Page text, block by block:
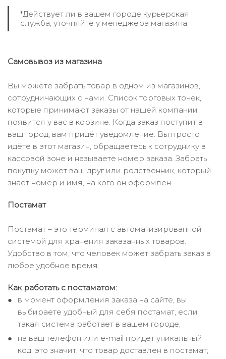
*Действует ли в вашем городе курьерская
служба, уточняйте у менеджера магазина.
Самовывоз из магазина
Вы можете забрать товар в одном из магазинов,
сотрудничающих с нами. Список торговых точек,
которые принимают заказы от нашей компании
появится у вас в корзине. Когда заказ поступит в
ваш город, вам придёт уведомление. Вы просто
идёте в этот магазин, обращаетесь к сотруднику в
кассовой зоне и называете номер заказа. Забрать
покупку может ваш друг или родственник, который
знает номер и имя, на кого он оформлен.
Постамат
Постамат – это терминал с автоматизированной
системой для хранения заказанных товаров.
Удобство в том, что человек может забрать заказ в
любое удобное время.
Как работать с постаматом:
в момент оформления заказа на сайте, вы
выбираете удобный для себя постамат, если
такая система работает в вашем городе;
на ваш телефон или e-mail придет уникальный
код, это значит, что товар доставлен в постамат;